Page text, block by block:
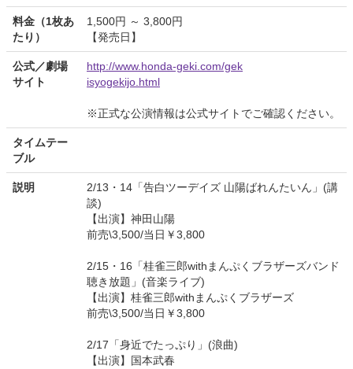
料金（1枚あ
たり）
1,500円 ～ 3,800円
【発売日】
公式／劇場
サイト
http://www.honda-geki.com/gek
isyogekijo.html
※正式な公演情報は公式サイトでご確認ください。
タイムテー
ブル
説明
2/13・14「告白ツーデイズ 山陽ばれんたいん」(講
談)
【出演】神田山陽
前売\3,500/当日￥3,800
2/15・16「桂雀三郎withまんぷくブラザーズバンド
聴き放題」(音楽ライブ)
【出演】桂雀三郎withまんぷくブラザーズ
前売\3,500/当日￥3,800
2/17「身近でたっぷり」(浪曲)
【出演】国本武春